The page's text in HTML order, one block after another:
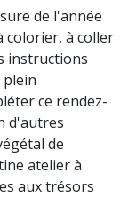
de l'année
colorier, à coller
instructions
ce rendez-
d'autres
de
atelier à
aux trésors